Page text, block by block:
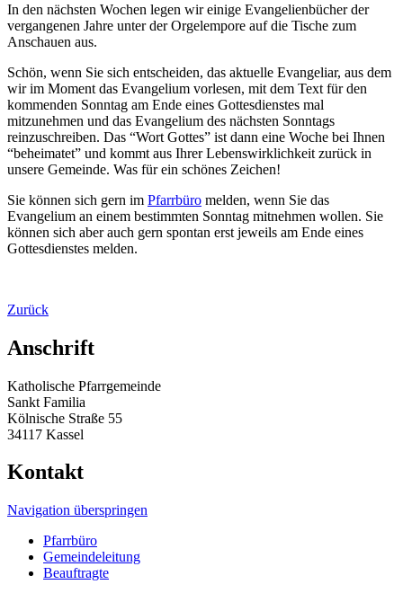
In den nächsten Wochen legen wir einige Evangelienbücher der
vergangenen Jahre unter der Orgelempore auf die Tische zum
Anschauen aus.
Schön, wenn Sie sich entscheiden, das aktuelle Evangeliar, aus dem
wir im Moment das Evangelium vorlesen, mit dem Text für den
kommenden Sonntag am Ende eines Gottesdienstes mal
mitzunehmen und das Evangelium des nächsten Sonntags
reinzuschreiben. Das “Wort Gottes” ist dann eine Woche bei Ihnen
“beheimatet” und kommt aus Ihrer Lebenswirklichkeit zurück in
unsere Gemeinde. Was für ein schönes Zeichen!
Sie können sich gern im Pfarrbüro melden, wenn Sie das
Evangelium an einem bestimmten Sonntag mitnehmen wollen. Sie
können sich aber auch gern spontan erst jeweils am Ende eines
Gottesdienstes melden.
Zurück
Anschrift
Katholische Pfarrgemeinde
Sankt Familia
Kölnische Straße 55
34117 Kassel
Kontakt
Navigation überspringen
Pfarrbüro
Gemeindeleitung
Beauftragte